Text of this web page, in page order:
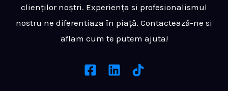
clienților noștri. Experiența si profesionalismul
nostru ne diferentiaza în piață. Contactează-ne si
aflam cum te putem ajuta!